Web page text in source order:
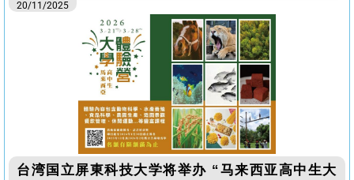
20/11/2025
台湾国立屏東科技大学将举办 “马来西亚高中生大